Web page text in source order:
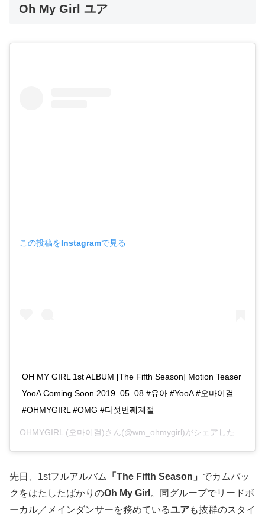
Oh My Girl ユア
この投稿をInstagramで見る
OH MY GIRL 1st ALBUM [The Fifth Season] Motion Teaser
YooA Coming Soon 2019. 05. 08 #유아 #YooA #오마이걸
#OHMYGIRL #OMG #다섯번째계절
OHMYGIRL (오마이걸)さん(@wm_ohmygirl)がシェアした投稿 –
先日、1stフルアルバム 「The Fifth Season」 でカムバッ
クをはたしたばかりのOh My Girl 。同グループでリードボ
ーカル／メインダンサーを務めているユアも抜群のスタイ